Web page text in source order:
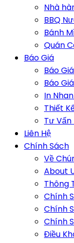
Nhà
BBQ
Bánh
Quán
Báo Giá
Báo
Báo
In
Thiết
Tư
Liên Hệ
Chính Sách
Về
About
Thông
Chính
Chính
Chính
Điều